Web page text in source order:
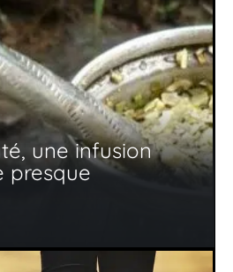
une infusion
presque